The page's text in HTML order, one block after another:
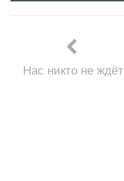
Нас никто не ждёт